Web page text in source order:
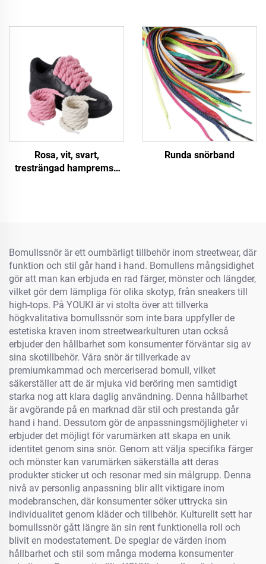
Rosa, vit, svart,
tresträngad hampremsa
Runda snörband
Bomullssnör är ett oumbärligt tillbehör inom streetwear, där
funktion och stil går hand i hand. Bomullens mångsidighet
gör att man kan erbjuda en rad färger, mönster och längder,
vilket gör dem lämpliga för olika skotyp, från sneakers till
high-tops. På YOUKI är vi stolta över att tillverka
högkvalitativa bomullssnör som inte bara uppfyller de
estetiska kraven inom streetwearkulturen utan också
erbjuder den hållbarhet som konsumenter förväntar sig av
sina skotillbehör. Våra snör är tillverkade av
premiumkammad och merceriserad bomull, vilket
säkerställer att de är mjuka vid beröring men samtidigt
starka nog att klara daglig användning. Denna hållbarhet
är avgörande på en marknad där stil och prestanda går
hand i hand. Dessutom gör de anpassningsmöjligheter vi
erbjuder det möjligt för varumärken att skapa en unik
identitet genom sina snör. Genom att välja specifika färger
och mönster kan varumärken säkerställa att deras
produkter sticker ut och resonar med sin målgrupp. Denna
nivå av personlig anpassning blir allt viktigare inom
modebranschen, där konsumenter söker uttrycka sin
individualitet genom kläder och tillbehör. Kulturellt sett har
bomullssnör gått längre än sin rent funktionella roll och
blivit en modestatement. De speglar de värden inom
hållbarhet och stil som många moderna konsumenter